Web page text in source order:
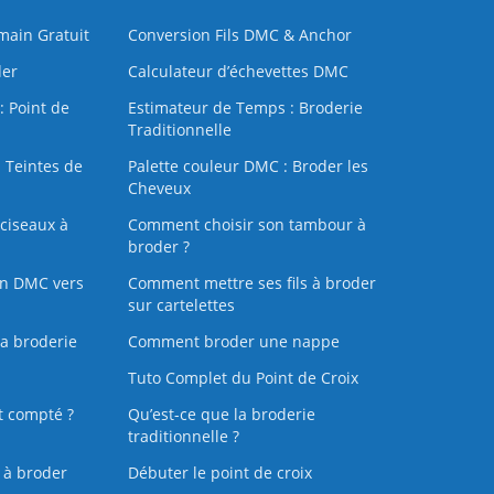
Gratuit
Conversion Fils DMC & Anchor
Calculateur d’échevettes DMC
Point de
Estimateur de Temps : Broderie
Traditionnelle
Teintes de
Palette couleur DMC : Broder les
Cheveux
à
Comment choisir son tambour à
broder ?
DMC vers
Comment mettre ses fils à broder
sur cartelettes
broderie
Comment broder une nappe
Tuto Complet du Point de Croix
compté ?
Qu’est-ce que la broderie
traditionnelle ?
broder
Débuter le point de croix